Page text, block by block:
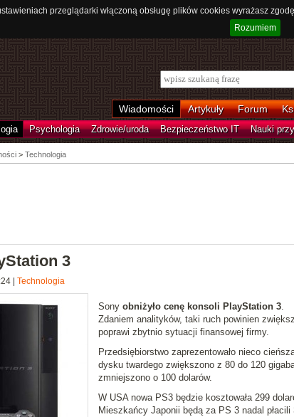
przeglądarki włączoną obsługę plików cookies wyrażasz
Rozumiem
Wiadomości Artykuły Forum
Psychologia Zdrowie/uroda Bezpieczeństwo IT Nauki
> Technologia
3
| Technologia
Sony obniżyło cenę konsoli PlayStation 3.
Zdaniem analityków, taki ruch powinien
poprawi zbytnio sytuacji finansowej firmy.
Przedsiębiorstwo zaprezentowało nieco
dysku twardego zwiększono z 80 do 120
zmniejszono o 100 dolarów.
W USA nowa PS3 będzie kosztowała 299
Mieszkańcy Japonii będą za PS 3 nadal